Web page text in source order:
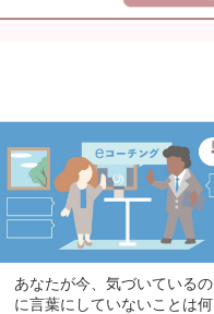
あなたが今、気づいているの
に言葉にしていないことは何